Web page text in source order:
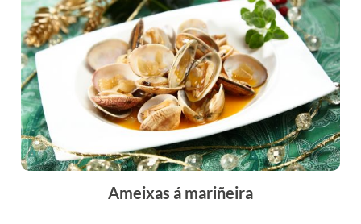
Ameixas á mariñeira